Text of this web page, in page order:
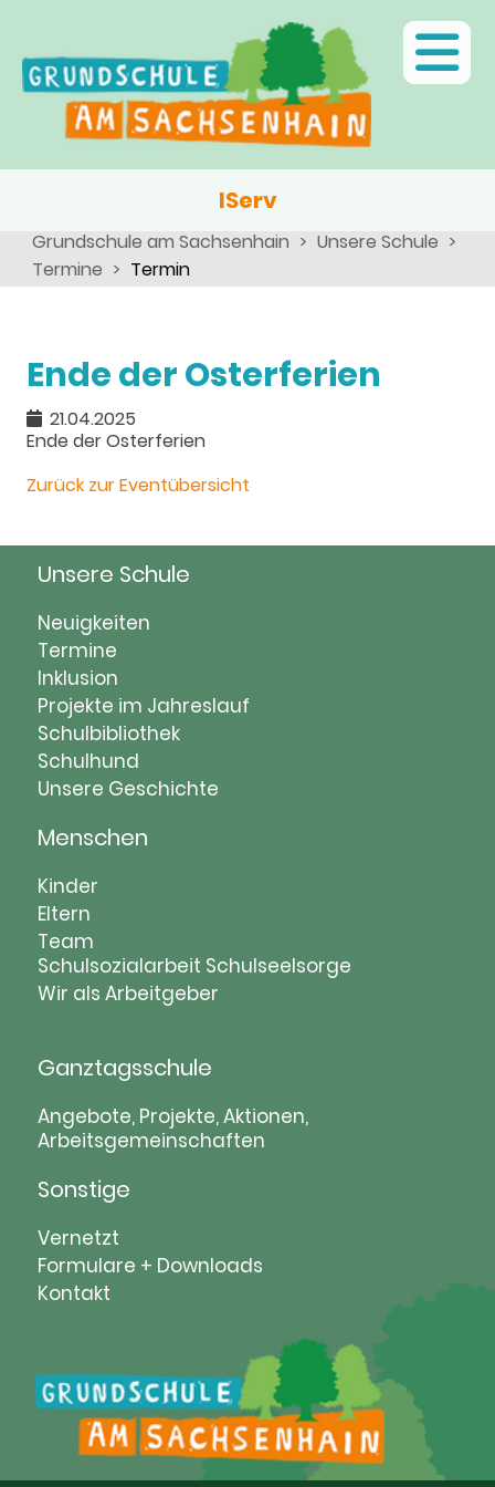
IServ
Grundschule am Sachsenhain
Unsere Schule
Termine
Termin
Ende der Osterferien
21.04.2025
Ende der Osterferien
Zurück zur Eventübersicht
Unsere Schule
Navigation
überspringen
Neuigkeiten
Termine
Inklusion
Projekte im Jahreslauf
Schulbibliothek
Schulhund
Unsere Geschichte
Menschen
Navigation
überspringen
Kinder
Eltern
Team
Schulsozialarbeit Schulseelsorge
Wir als Arbeitgeber
Ganztagsschule
Navigation
überspringen
Angebote, Projekte, Aktionen,
Arbeitsgemeinschaften
Sonstige
Navigation
überspringen
Vernetzt
Formulare + Downloads
Kontakt
Kinder
Eltern
Schulsozialarbeit
Schulseelsorge
Angebote, Projekte, Aktionen, Arbeitsgemeinschaften